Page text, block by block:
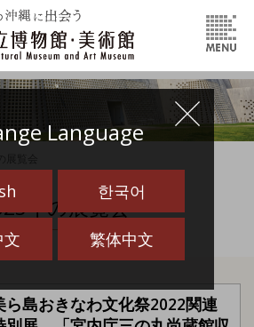
Language
한국어
文 繁体中文
年の展覧会
ら島おきなわ文化祭2022関連